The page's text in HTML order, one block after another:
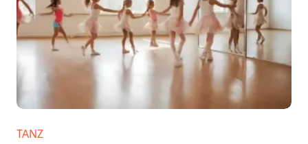
TANZ